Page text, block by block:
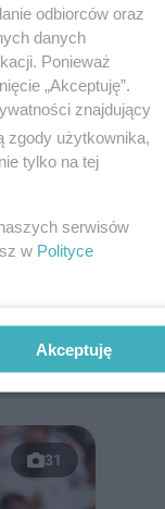
31
odbiorców oraz
danych
Ponieważ
„Akceptuję”.
znajdujący
zgody użytkownika,
tylko na tej
serwisów
w Polityce
Akceptuję